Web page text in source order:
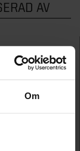
Om
AV